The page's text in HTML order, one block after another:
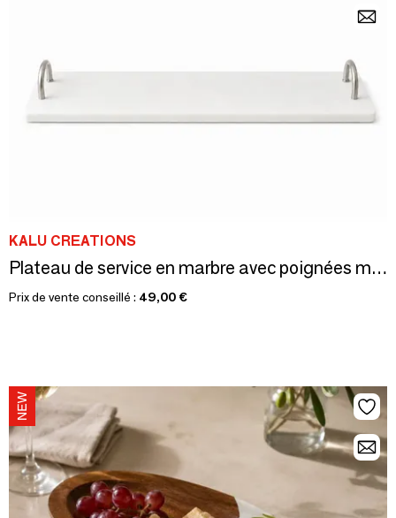
KALU CREATIONS
Plateau de service en marbre avec poignées métalliques
Prix de vente conseillé : 49,00 €